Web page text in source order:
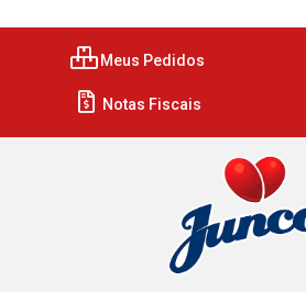
Meus Pedidos
Notas Fiscais